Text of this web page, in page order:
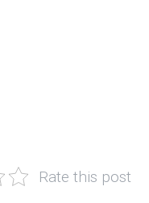
Rate this post